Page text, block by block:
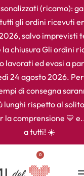
(ricamo):
gli ordini ricevuti
salvo imprevisti
chiusura Gli ordini
lavorati ed evasi a
24 agosto 2026.
di consegna
lunghi rispetto al
la comprensione 💛
a tutti! ☀️
0